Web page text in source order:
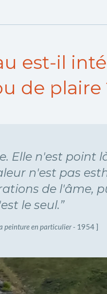
est-il
de plaire
Elle n'est point
n'est pas
de l'âme,
le seul.”
peinture en particulier -1954 ]